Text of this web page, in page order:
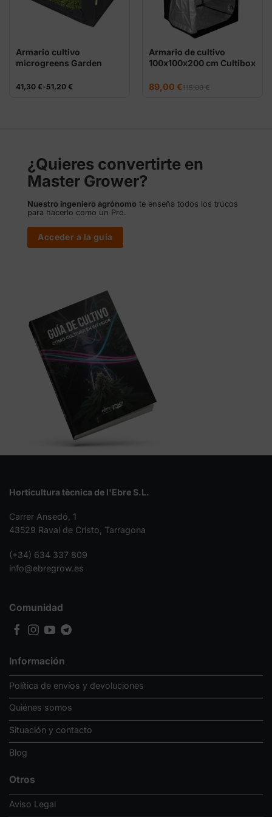
Armario cultivo
microgreens Garden
41,30 €-51,20 €
Rango
Armario de cultivo
100x100x200 cm Cultibox
115,00€
El
precio
89,00 €
El
precio
¿Quieres convertirte en
Master Grower?
Nuestro ingeniero agrónomo te enseña todos los trucos
para hacerlo como un Pro.
Acceder a la guía
Horticultura tècnica de l'Ebre S.L.
Carrer Ansedó, 1
43529 Raval de Cristo, Tarragona
(+34) 634 337 809
info@ebregrow.es
Información
Política de envíos y devoluciones
Quiénes somos
Situación y contacto
Blog
Otros
Aviso Legal
Comunidad